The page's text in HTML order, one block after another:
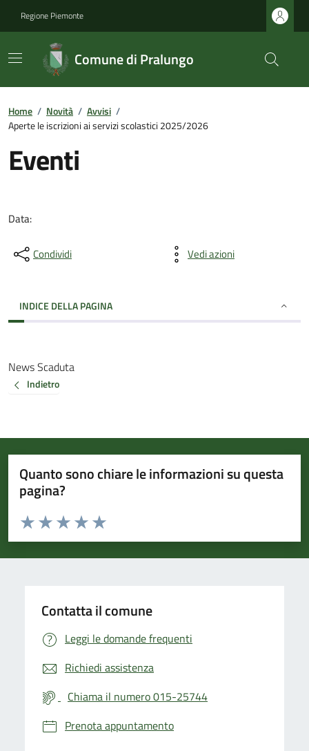
Regione Piemonte
Comune di Pralungo
Home / Novità / Avvisi /
Aperte le iscrizioni ai servizi scolastici 2025/2026
Eventi
Data:
Condividi Vedi azioni
INDICE DELLA PAGINA
News Scaduta
Indietro
Quanto sono chiare le informazioni su questa
pagina?
Valuta da 1 a 5 stelle la pagina
Valuta 5 stelle su 5
Valuta 4 stelle su 5
Valuta 3 stelle su 5
Valuta 2 stelle su 5
Valuta 1 stelle su 5
Contatta il comune
Leggi le domande frequenti
Richiedi assistenza
Chiama il numero 015-25744
Prenota appuntamento